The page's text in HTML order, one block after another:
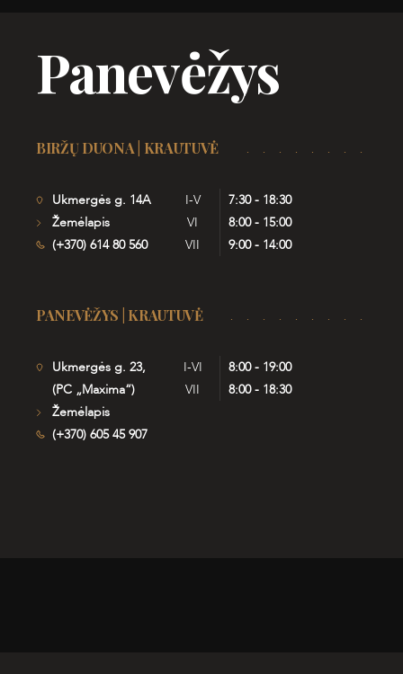
Panevėžys
BIRŽŲ DUONA | KRAUTUVĖ
Ukmergės g. 14A
Žemėlapis
(+370) 614 80 560
I-V
7:30 - 18:30
VI
8:00 - 15:00
VII
9:00 - 14:00
PANEVĖŽYS | KRAUTUVĖ
Ukmergės g. 23,
(PC „Maxima“)
Žemėlapis
(+370) 605 45 907
I-VI
8:00 - 19:00
VII
8:00 - 18:30